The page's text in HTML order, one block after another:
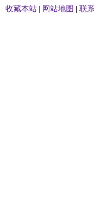
收藏本站 | 网站地图 | 联